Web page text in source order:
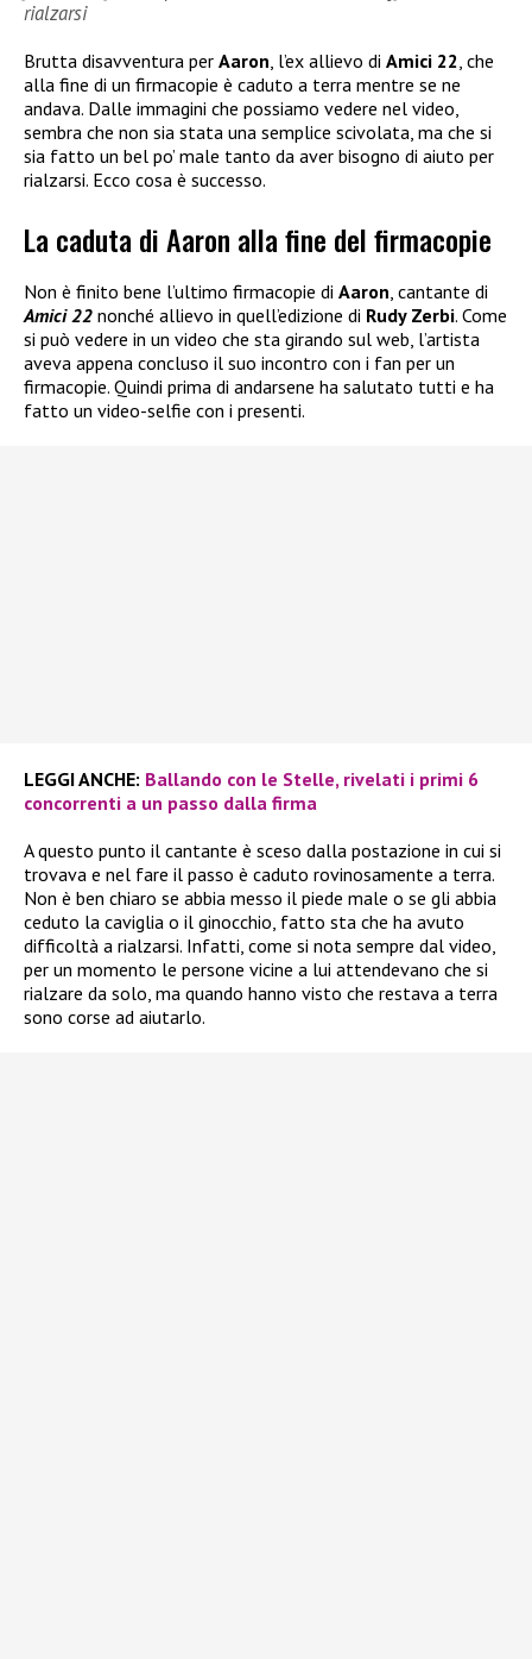
rialzarsi
Brutta disavventura per Aaron, l’ex allievo di Amici 22, che
alla fine di un firmacopie è caduto a terra mentre se ne
andava. Dalle immagini che possiamo vedere nel video,
sembra che non sia stata una semplice scivolata, ma che si
sia fatto un bel po’ male tanto da aver bisogno di aiuto per
rialzarsi. Ecco cosa è successo.
La caduta di Aaron alla fine del firmacopie
Non è finito bene l’ultimo firmacopie di Aaron, cantante di
Amici 22 nonché allievo in quell’edizione di Rudy Zerbi. Come
si può vedere in un video che sta girando sul web, l’artista
aveva appena concluso il suo incontro con i fan per un
firmacopie. Quindi prima di andarsene ha salutato tutti e ha
fatto un video-selfie con i presenti.
LEGGI ANCHE: Ballando con le Stelle, rivelati i primi 6
concorrenti a un passo dalla firma
A questo punto il cantante è sceso dalla postazione in cui si
trovava e nel fare il passo è caduto rovinosamente a terra.
Non è ben chiaro se abbia messo il piede male o se gli abbia
ceduto la caviglia o il ginocchio, fatto sta che ha avuto
difficoltà a rialzarsi. Infatti, come si nota sempre dal video,
per un momento le persone vicine a lui attendevano che si
rialzare da solo, ma quando hanno visto che restava a terra
sono corse ad aiutarlo.